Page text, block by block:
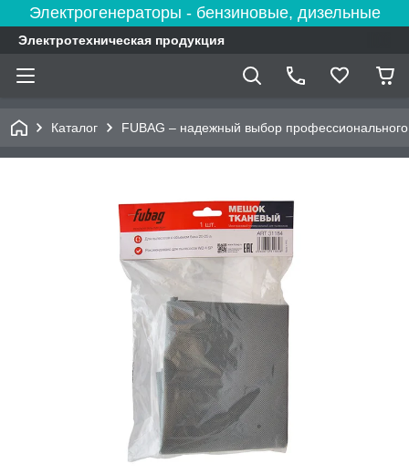
Электрогенераторы - бензиновые, дизельные
Электротехническая продукция
Каталог FUBAG – надежный выбор